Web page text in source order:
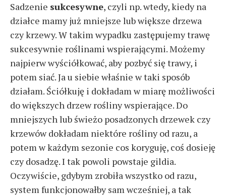
Sadzenie sukcesywne, czyli np. wtedy, kiedy na
działce mamy już mniejsze lub większe drzewa
czy krzewy. W takim wypadku zastępujemy trawę
sukcesywnie roślinami wspierającymi. Możemy
najpierw wyściółkować, aby pozbyć się trawy, i
potem siać. Ja u siebie właśnie w taki sposób
działam. Ściółkuję i dokładam w miarę możliwości
do większych drzew rośliny wspierające. Do
mniejszych lub świeżo posadzonych drzewek czy
krzewów dokładam niektóre rośliny od razu, a
potem w każdym sezonie cos koryguję, coś dosieję
czy dosadzę. I tak powoli powstaje gildia.
Oczywiście, gdybym zrobiła wszystko od razu,
system funkcjonowałby sam wcześniej, a tak